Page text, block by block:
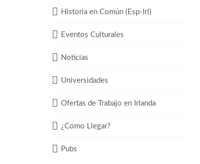
Historia en Común (Esp-Irl)
Eventos Culturales
Noticias
Universidades
Ofertas de Trabajo en Irlanda
¿Como Llegar?
Pubs